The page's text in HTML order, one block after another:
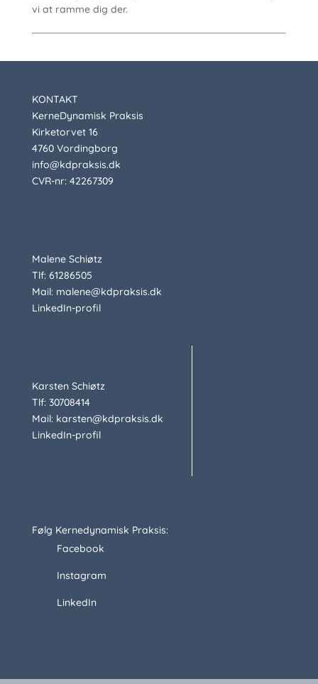
vi at ramme dig der.
KONTAKT
KerneDynamisk Praksis
Kirketorvet 16
4760 Vordingborg
info@kdpraksis.dk
CVR-nr: 42267309
Malene Schiøtz
Tlf: 61286505
Mail: malene@kdpraksis.dk
LinkedIn-profil
Karsten Schiøtz
Tlf: 30708414
Mail: karsten@kdpraksis.dk
LinkedIn-profil
Følg Kernedynamisk Praksis:
Facebook
Instagram
LinkedIn